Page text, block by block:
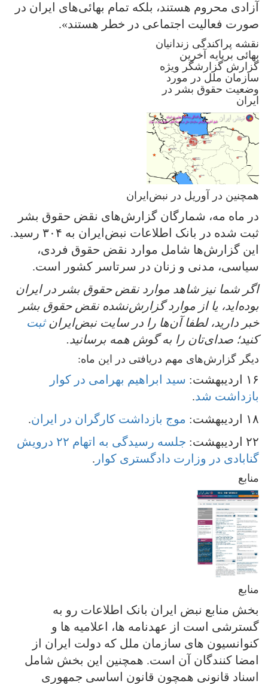
آزادی محروم هستند، بلکه تمام بهائی‌های ایران در
صورت فعالیت اجتماعی در خطر هستند».
نقشه پراکندگی زندانیان
بهائی برپایه آخرین
گزارش گزارشگر ویژه
سازمان ملل در مورد
وضعیت حقوق بشر در
ایران
همچنین در آوریل در نبض‌ایران
در ماه مه، شمارگان گزارش‌های نقض حقوق بشر
ثبت شده در بانک اطلاعات نبض‌ایران به ۳۰۴ رسید.
این گزارش‌ها شامل موارد نقض حقوق فردی،
سیاسی، مدنی و زنان در سرتاسر کشور است.
اگر شما نیز شاهد موارد نقض حقوق بشر در ایران
بوده‌اید، یا از موارد گزارش‌نشده نقض حقوق بشر
خبر دارید، لطفا آن‌ها را در سایت نبض‌ایرانثبت
کنید؛ صدای‌تان را به گوش همه برسانید.
دیگر گزارش‌های مهم دریافتی در این ماه:
۱۶ اردیبهشت:
سید ابراهیم بهرامی در کوار
بازداشت شد.
۱۸ اردیبهشت:
موج بازداشت کارگران در ایران.
۲۲ اردیبهشت:
جلسه رسیدگی به اتهام ۲۲ درویش
گنابادی در وزارت دادگستری کوار .
منابع
منابع
بخش منابع نبض ایران بانک اطلاعات رو به
گسترشی است از عهدنامه ها، اعلامیه ها و
کنوانسیون های سازمان ملل که دولت ایران از
امضا کنندگان آن است. همچنین این بخش شامل
اسناد قانونی همچون قانون اساسی جمهوری